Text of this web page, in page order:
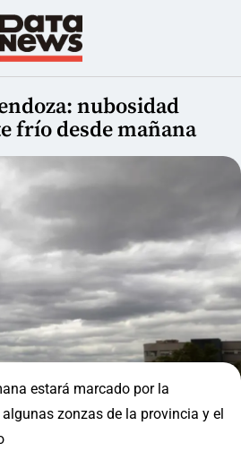
nubosidad
frío desde mañana
estará marcado por la
zonzas de la provincia y el